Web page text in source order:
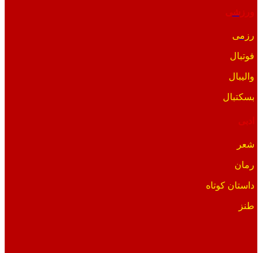
ورزشی
رزمی
فوتبال
والیبال
بسکتبال
ادبی
شعر
رمان
داستان کوتاه
طنز